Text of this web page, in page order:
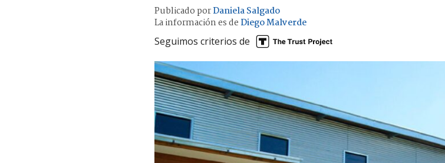
Publicado porDaniela Salgado
La información es de Diego Malverde
Seguimos criterios de